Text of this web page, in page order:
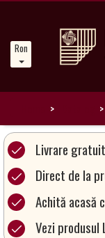
Romanian
Noutăți
Catalog
covoare
Magia
Covoarelor
Livrare
Direct de la
Achită acasă
Vezi